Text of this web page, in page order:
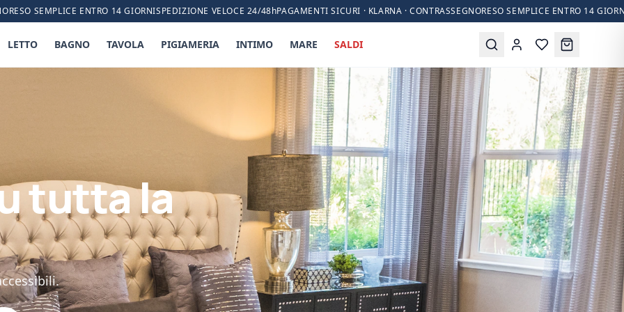
RESO SEMPLICE ENTRO 14 GIORNISPEDIZIONE VELOCE 24/48hPAGAMENTI SICURI · KLARNA · CONTRASSEGNORESO SEMPLICE ENTRO 14
LETTO BAGNO TAVOLA PIGIAMERIA INTIMO MARE SALDI
tutta la